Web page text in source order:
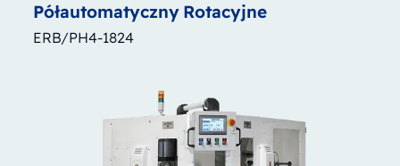
Półautomatyczny Rotacyjne
ERB/PH4-1824